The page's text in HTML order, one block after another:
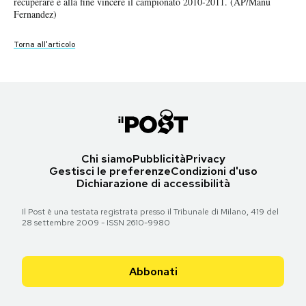
Notifiche mobile
Hai bisogno di aiuto?
Fernandez)
Torna all'articolo
Torna all'articolo
Chi siamoPubblicitàPrivacy
Gestisci le preferenzeCondizioni d'uso
Dichiarazione di accessibilità
Il Post è una testata registrata presso il Tribunale di Milano, 419 del
28 settembre 2009 - ISSN 2610-9980
Abbonati